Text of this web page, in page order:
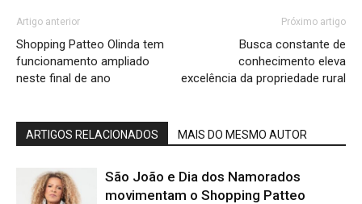
Artigo anterior
Shopping Patteo Olinda tem
funcionamento ampliado
neste final de ano
Próximo artigo
Busca constante de
conhecimento eleva
excelência da propriedade rural
ARTIGOS RELACIONADOS MAIS DO MESMO AUTOR
São João e Dia dos Namorados
movimentam o Shopping Patteo